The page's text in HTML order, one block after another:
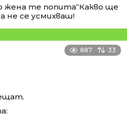
жена те попита“Какво ще
не се усмихваш!
887 33